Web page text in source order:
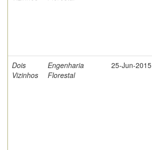
Dois
Vizinhos
Engenharia
Florestal
25-Jun-2015